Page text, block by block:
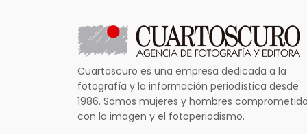
Cuartoscuro es una empresa dedicada a la
fotografía y la información periodística desde
1986. Somos mujeres y hombres
con la imagen y el fotoperiodismo.